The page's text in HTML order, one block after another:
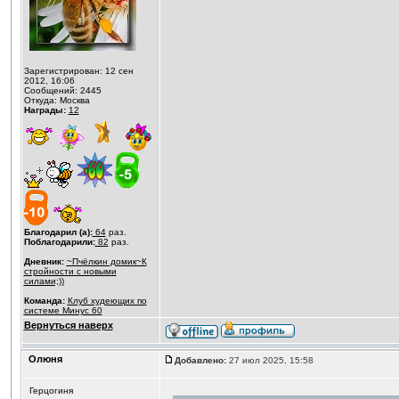
Зарегистрирован: 12 сен
2012, 16:06
Сообщений: 2445
Откуда: Москва
Награды: 12
Благодарил (а):64раз.
Поблагодарили:82 раз.
Дневник: ~Пчёлкин домик~К
стройности с новыми
силами;))
Команда: Клуб худеющих по
системе Минус 60
Вернуться наверх
Олюня Добавлено:27 июл 2025, 15:58
Герцогиня